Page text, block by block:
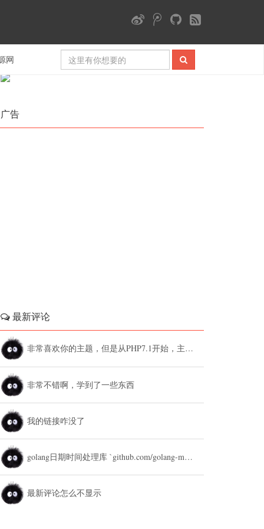
网
广告
最新评论
非常喜欢你的主题，但是从PHP7.1开始，主题设置中的列表广告和文章底部广告无法...
非常不错啊，学到了一些东西
我的链接咋没了
golang日期时间处理库 `github.com/golang-module/...
最新评论怎么不显示